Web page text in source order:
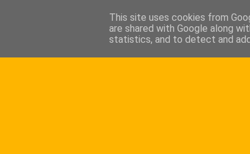
This site uses cookies from
are shared with Google along
statistics, and to detect and